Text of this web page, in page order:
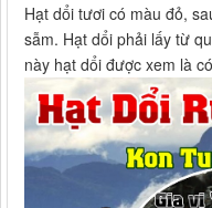
Hạt dổi tươi có màu đỏ,
sẫm. Hạt dổi phải lấy từ
này hạt dổi được xem là